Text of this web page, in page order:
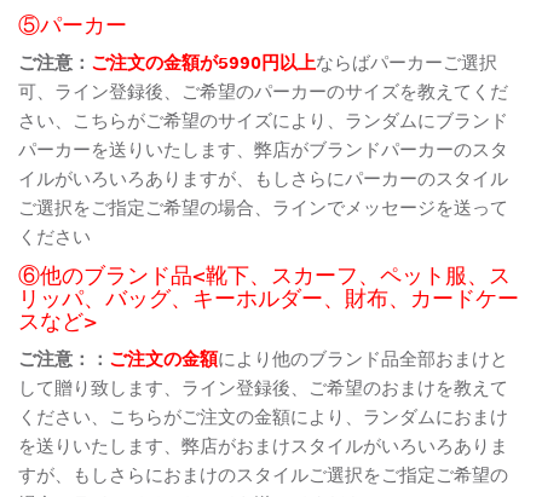
⑤パーカー
ご注意： ご注文の金額が5990円以上ならばパーカーご選択
可、ライン登録後、ご希望のパーカーのサイズを教えてくだ
さい、こちらがご希望のサイズにより、ランダムにブランド
パーカーを送りいたします、弊店がブランドパーカーのスタ
イルがいろいろありますが、もしさらにパーカーのスタイル
ご選択をご指定ご希望の場合、ラインでメッセージを送って
ください
⑥他のブランド品<靴下、スカーフ、ペット服、ス
リッパ、バッグ、キーホルダー、財布、カードケー
スなど>
ご注意：： ご注文の金額により他のブランド品全部おまけと
して贈り致します、ライン登録後、ご希望のおまけを教えて
ください、こちらがご注文の金額により、ランダムにおまけ
を送りいたします、弊店がおまけスタイルがいろいろありま
すが、もしさらにおまけのスタイルご選択をご指定ご希望の